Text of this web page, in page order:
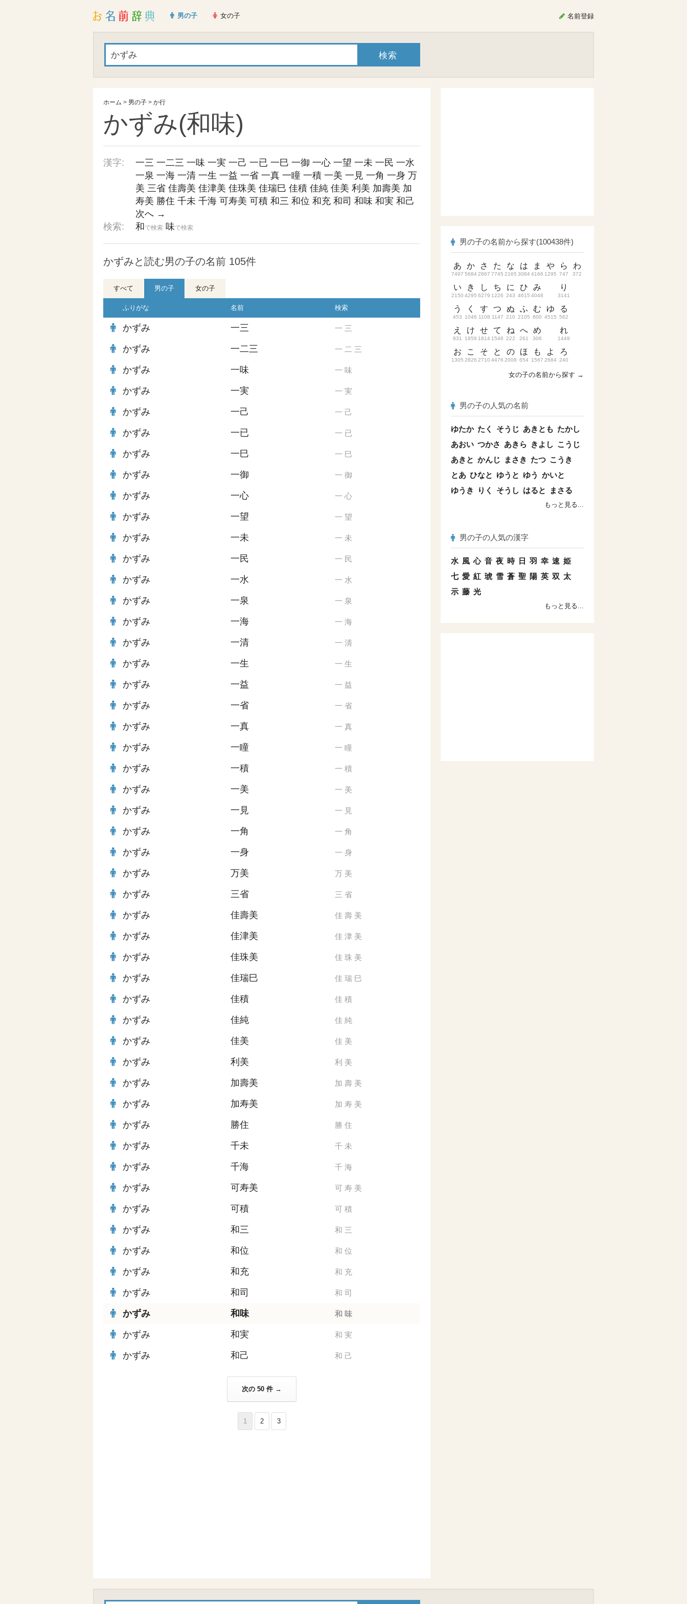
男の子 女の子 名前登録
ホーム > 男の子 > か行
かずみ(和味)
漢字: 一三 一二三 一味 一実 一己 一已 一巳 一御 一心 一望 一未 一民 一水
一泉 一海 一清 一生 一益 一省 一真 一瞳 一積 一美 一見 一角 一身 万
美 三省 佳壽美 佳津美 佳珠美 佳瑞巳 佳積 佳純 佳美 利美 加壽美 加
寿美 勝住 千未 千海 可寿美 可積 和三 和位 和充 和司 和味 和実 和己
次へ →
検索:
和 で検索 味で検索
かずみと読む男の子の名前 105件
すべて 男の子 女の子
ふりがな 名前 検索
かずみ 一三 一 三
かずみ 一二三 一 二 三
かずみ 一味 一 味
かずみ 一実 一 実
かずみ 一己 一 己
かずみ 一已 一 已
かずみ 一巳 一 巳
かずみ 一御 一 御
かずみ 一心 一 心
かずみ 一望 一 望
かずみ 一未 一 未
かずみ 一民 一 民
かずみ 一水 一 水
かずみ 一泉 一 泉
かずみ 一海 一 海
かずみ 一清 一 清
かずみ 一生 一 生
かずみ 一益 一 益
かずみ 一省 一 省
かずみ 一真 一 真
かずみ 一瞳 一 瞳
かずみ 一積 一 積
かずみ 一美 一 美
かずみ 一見 一 見
かずみ 一角 一 角
かずみ 一身 一 身
かずみ 万美 万 美
かずみ 三省 三 省
かずみ 佳壽美 佳 壽 美
かずみ 佳津美 佳 津 美
かずみ 佳珠美 佳 珠 美
かずみ 佳瑞巳 佳 瑞 巳
かずみ 佳積 佳 積
かずみ 佳純 佳 純
かずみ 佳美 佳 美
かずみ 利美 利 美
かずみ 加壽美 加 壽 美
かずみ 加寿美 加 寿 美
かずみ 勝住 勝 住
かずみ 千未 千 未
かずみ 千海 千 海
かずみ 可寿美 可 寿 美
かずみ 可積 可 積
かずみ 和三 和 三
かずみ 和位 和 位
かずみ 和充 和 充
かずみ 和司 和 司
かずみ 和味 和 味
かずみ 和実 和 実
かずみ 和己 和 己
次の 50 件 →
1 2 3
男の子の名前から探す(100438件)
あ
7497
い
2150
う
453
え
931
お
1305
か
5684
き
4295
く
1046
け
1859
こ
2826
さ
2867
し
6279
す
1108
せ
1814
そ
2710
た
7745
ち
1226
つ
1147
て
1546
と
4476
な
2165
に
243
ぬ
210
ね
222
の
2008
は
3084
ひ
4615
ふ
2105
へ
261
ほ
654
ま
4166
み
4048
む
800
め
306
も
1567
や
1295
ゆ
4515
よ
2684
ら
747
り
3141
る
562
れ
1449
ろ
240
わ
372
女の子の名前から探す →
男の子の人気の名前
ゆたか たく そうじ あきとも たかし
あおい つかさ あきら きよし こうじ
あきと かんじ まさき たつ こうき
とあ ひなと ゆうと ゆう かいと
ゆうき
りく そうし はると まさる
もっと見る...
男の子の人気の漢字
水 風 心 音 夜 時 日 羽 幸 速 姫
七 愛 紅 琥 雪 蒼 聖 陽 英 双 太
示 藤 光
もっと見る...